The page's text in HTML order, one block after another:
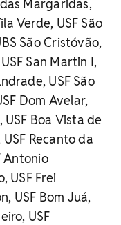
Margaridas,
Verde, USF São
São Cristóvão,
San Martin I,
USF São
Dom Avelar,
USF Boa Vista de
Recanto da
Antonio
USF Frei
USF Bom Juá,
USF